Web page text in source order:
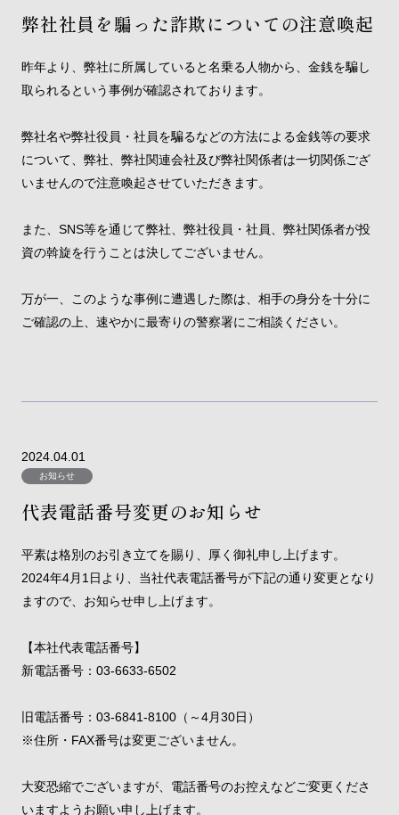
弊社社員を騙った詐欺についての注意喚起
昨年より、弊社に所属していると名乗る人物から、金銭を騙し
取られるという事例が確認されております。
弊社名や弊社役員・社員を騙るなどの方法による金銭等の要求
について、弊社、弊社関連会社及び弊社関係者は一切関係ござ
いませんので注意喚起させていただきます。
また、SNS等を通じて弊社、弊社役員・社員、弊社関係者が投
資の斡旋を行うことは決してございません。
万が一、このような事例に遭遇した際は、相手の身分を十分に
ご確認の上、速やかに最寄りの警察署にご相談ください。
2024.04.01
お知らせ
代表電話番号変更のお知らせ
平素は格別のお引き立てを賜り、厚く御礼申し上げます。
2024年4月1日より、当社代表電話番号が下記の通り変更となり
ますので、お知らせ申し上げます。
【本社代表電話番号】
新電話番号：03-6633-6502
旧電話番号：03-6841-8100（～4月30日）
※住所・FAX番号は変更ございません。
大変恐縮でございますが、電話番号のお控えなどご変更くださ
いますようお願い申し上げます。